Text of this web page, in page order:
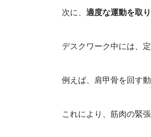
次に、 適度な運動を取
デスクワーク中には、
例えば、肩甲骨を回す
これにより、筋肉の緊